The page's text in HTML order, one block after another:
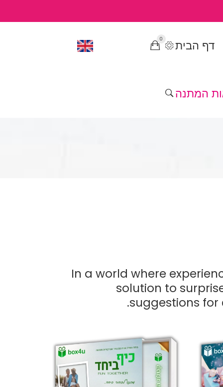
דף הבית
המתנה
0
In a world where
solution to
suggestions